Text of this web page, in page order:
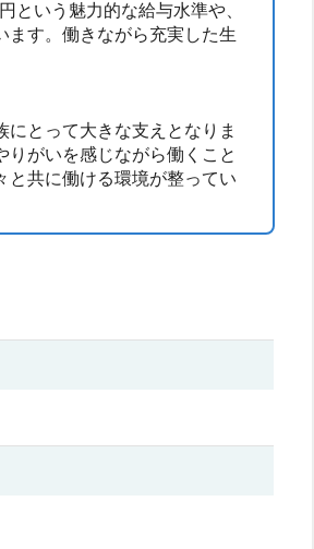
という魅力的な給与水準や、
ます。働きながら充実した生
とって大きな支えとなりま
がいを感じながら働くこと
と共に働ける環境が整ってい